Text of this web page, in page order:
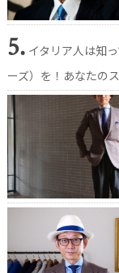
5. イタリア人は知
ーズ）を！あなたの